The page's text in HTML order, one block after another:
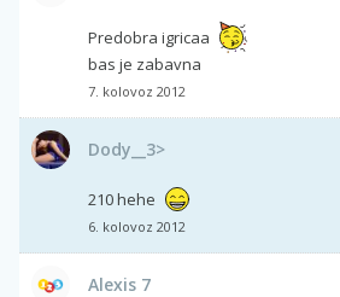
Predobra igricaa
bas je zabavna
7. kolovoz 2012
Dody__3>
210 hehe
6. kolovoz 2012
Alexis 7